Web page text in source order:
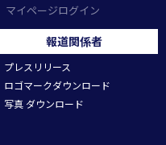
マイページログイン
報道関係者
プレスリリース
ロゴマークダウンロード
写真 ダウンロード